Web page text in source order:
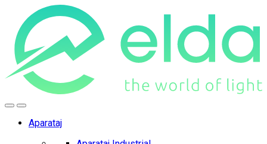
navigation
content
Aparataj